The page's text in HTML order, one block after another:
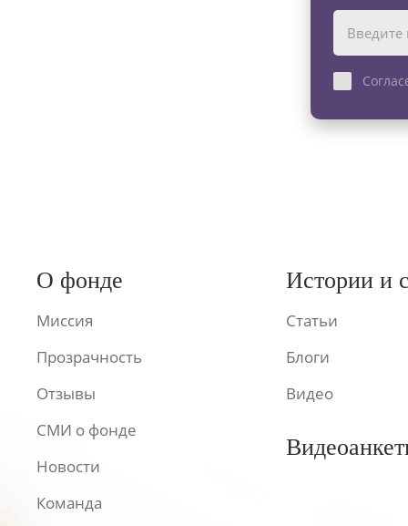
О фонде
Миссия
Прозрачность
Отзывы
СМИ о фонде
Новости
Команда
Истории и
Статьи
Блоги
Видео